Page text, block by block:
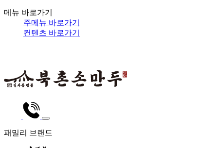
메뉴 바로가기
주메뉴 바로가기
컨텐츠 바로가기
패밀리 브랜드